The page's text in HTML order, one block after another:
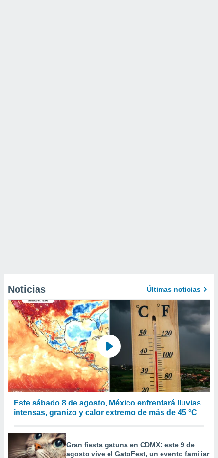
Noticias Últimas noticias
Este sábado 8 de agosto, México enfrentará lluvias
intensas, granizo y calor extremo de más de 45 °C
Gran fiesta gatuna en CDMX: este 9 de
agosto vive el GatoFest, un evento familiar